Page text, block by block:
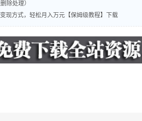
除处理）
现方式，轻松月入万元【保姆级教程】下载